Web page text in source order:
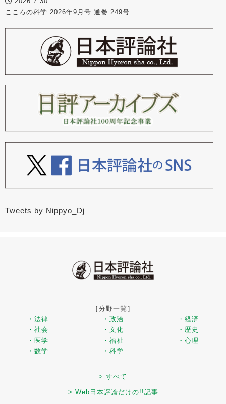
こころの科学 2026年9月号 通巻 249号
Tweets by Nippyo_Dj
［分野一覧］
・法律
・政治
・経済
・社会
・文化
・歴史
・医学
・福祉
・心理
・数学
・科学
> すべて
> Web日本評論だけの!!記事